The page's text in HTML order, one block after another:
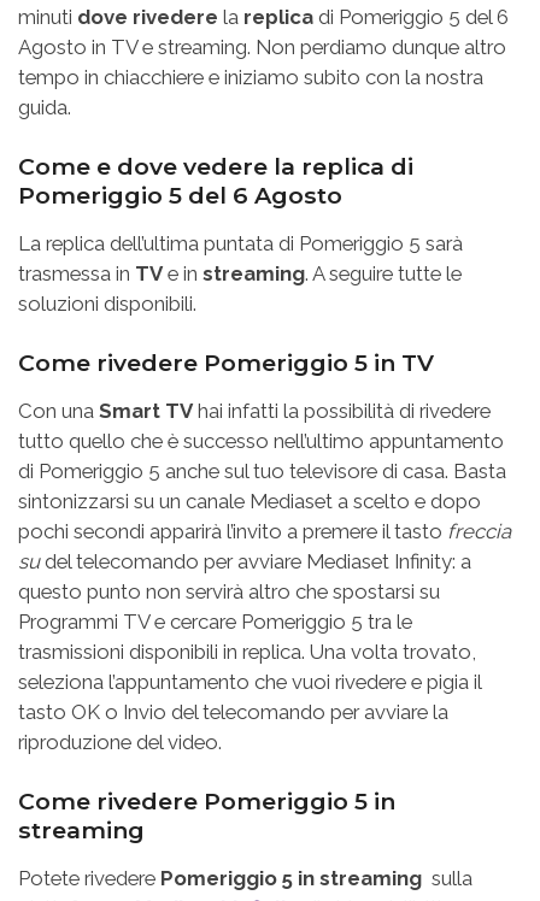
minuti dove rivedere la replica di Pomeriggio 5 del 6
Agosto in TV e streaming. Non perdiamo dunque altro
tempo in chiacchiere e iniziamo subito con la nostra
guida.
Come e dove vedere la replica di
Pomeriggio 5 del 6 Agosto
La replica dell’ultima puntata di Pomeriggio 5 sarà
trasmessa in TVe in streaming. A seguire tutte le
soluzioni disponibili.
Come rivedere Pomeriggio 5 in TV
Con una Smart TVhai infatti la possibilità di rivedere
tutto quello che è successo nell’ultimo appuntamento
di Pomeriggio 5 anche sul tuo televisore di casa. Basta
sintonizzarsi su un canale Mediaset a scelto e dopo
pochi secondi apparirà l’invito a premere il tasto freccia
sudel telecomando per avviare Mediaset Infinity: a
questo punto non servirà altro che spostarsi su
Programmi TV e cercare Pomeriggio 5 tra le
trasmissioni disponibili in replica. Una volta trovato,
seleziona l’appuntamento che vuoi rivedere e pigia il
tasto OK o Invio del telecomando per avviare la
riproduzione del video.
Come rivedere Pomeriggio 5 in
streaming
Potete rivedere Pomeriggio 5 in streaming sulla